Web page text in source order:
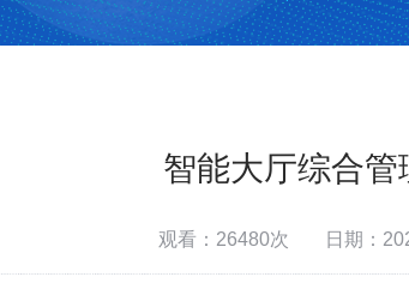
智能大厅综合管
观看：26480次 日期：